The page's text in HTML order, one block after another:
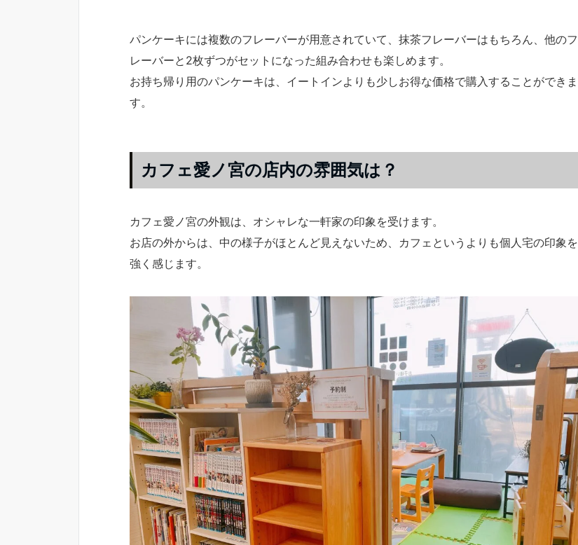
パンケーキには複数のフレーバーが用意されていて、抹茶フレーバーはもちろん、他のフ
レーバーと2枚ずつがセットになった組み合わせも楽しめます。
お持ち帰り用のパンケーキは、イートインよりも少しお得な価格で購入することができま
す。
カフェ愛ノ宮の店内の雰囲気は？
カフェ愛ノ宮の外観は、オシャレな一軒家の印象を受けます。
お店の外からは、中の様子がほとんど見えないため、カフェというよりも個人宅の印象を
強く感じます。